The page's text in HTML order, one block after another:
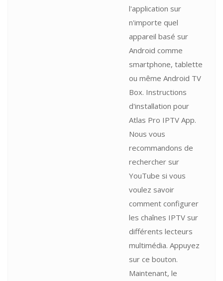
l'application sur
n'importe quel
appareil basé sur
Android comme
smartphone, tablette
ou même Android TV
Box. Instructions
d'installation pour
Atlas Pro IPTV App.
Nous vous
recommandons de
rechercher sur
YouTube si vous
voulez savoir
comment configurer
les chaînes IPTV sur
différents lecteurs
multimédia. Appuyez
sur ce bouton.
Maintenant, le